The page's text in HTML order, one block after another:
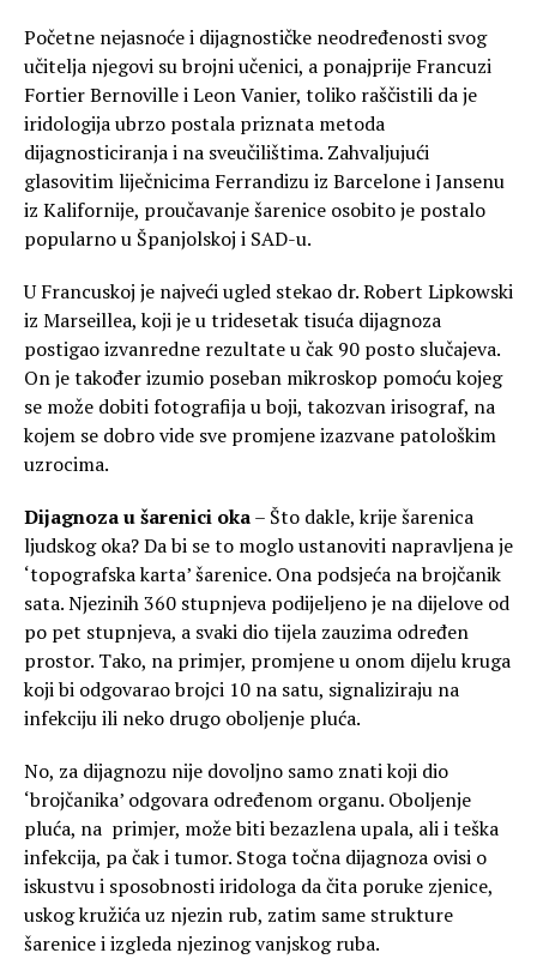
Početne nejasnoće i dijagnostičke neodređenosti svog
učitelja njegovi su brojni učenici, a ponajprije Francuzi
Fortier Bernoville i Leon Vanier, toliko raščistili da je
iridologija ubrzo postala priznata metoda
dijagnosticiranja i na sveučilištima. Zahvaljujući
glasovitim liječnicima Ferrandizu iz Barcelone i Jansenu
iz Kalifornije, proučavanje šarenice osobito je postalo
popularno u Španjolskoj i SAD-u.
U Francuskoj je najveći ugled stekao dr. Robert Lipkowski
iz Marseillea, koji je u tridesetak tisuća dijagnoza
postigao izvanredne rezultate u čak 90 posto slučajeva.
On je također izumio poseban mikroskop pomoću kojeg
se može dobiti fotografija u boji, takozvan irisograf, na
kojem se dobro vide sve promjene izazvane patološkim
uzrocima.
Dijagnoza u šarenici oka– Što dakle, krije šarenica
ljudskog oka? Da bi se to moglo ustanoviti napravljena je
‘topografska karta’ šarenice. Ona podsjeća na brojčanik
sata. Njezinih 360 stupnjeva podijeljeno je na dijelove od
po pet stupnjeva, a svaki dio tijela zauzima određen
prostor. Tako, na primjer, promjene u onom dijelu kruga
koji bi odgovarao brojci 10 na satu, signaliziraju na
infekciju ili neko drugo oboljenje pluća.
No, za dijagnozu nije dovoljno samo znati koji dio
‘brojčanika’ odgovara određenom organu. Oboljenje
pluća, na primjer, može biti bezazlena upala, ali i teška
infekcija, pa čak i tumor. Stoga točna dijagnoza ovisi o
iskustvu i sposobnosti iridologa da čita poruke zjenice,
uskog kružića uz njezin rub, zatim same strukture
šarenice i izgleda njezinog vanjskog ruba.